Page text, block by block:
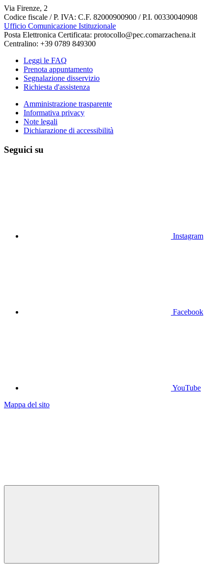
Via Firenze, 2
Codice fiscale / P. IVA: C.F. 82000900900 / P.I. 00330040908
Ufficio Comunicazione Istituzionale
Posta Elettronica Certificata: protocollo@pec.comarzachena.it
Centralino: +39 0789 849300
Leggi le FAQ
Prenota appuntamento
Segnalazione disservizio
Richiesta d'assistenza
Amministrazione trasparente
Informativa privacy
Note legali
Dichiarazione di accessibilità
Seguici su
Instagram
Facebook
YouTube
Mappa del sito